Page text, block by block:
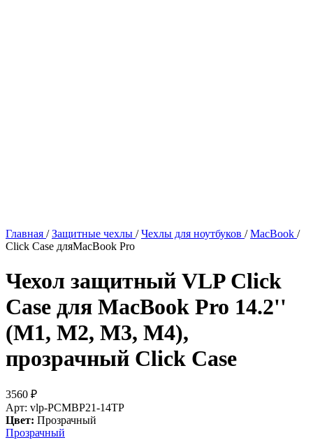
Главная / Защитные чехлы / Чехлы для ноутбуков / MacBook /
Click Case дляMacBook Pro
Чехол защитный VLP Click
Case для MacBook Pro 14.2''
(M1, M2, M3, M4),
прозрачный Click Case
3560 ₽
Арт: vlp-PCMBP21-14TP
Цвет: Прозрачный
Прозрачный